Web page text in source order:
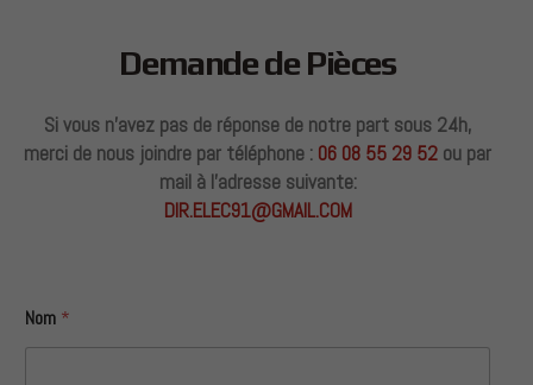
Demande de Pièces
Si vous n’avez pas de réponse de notre part sous 24h,
merci de nous joindre par téléphone : 06 08 55 29 52 ou par
mail à l’adresse suivante:
DIR.ELEC91@GMAIL.COM
Nom *